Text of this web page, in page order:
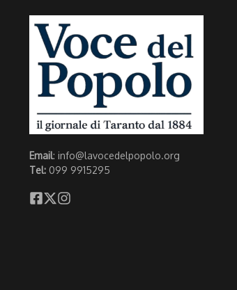
Email: info@lavocedelpopolo.org
Tel: 099 9915295